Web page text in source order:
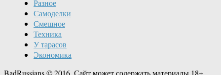
Разное
Самоделки
Смешное
Техника
У тарасов
Экономика
BadRussians © 2016. Сайт может содержать материалы 18+